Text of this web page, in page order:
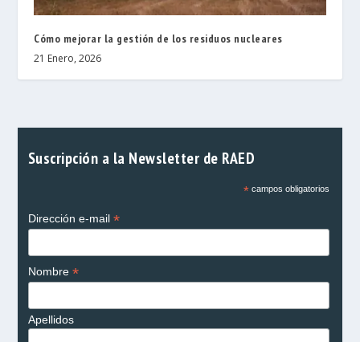
Cómo mejorar la gestión de los residuos nucleares
21 Enero, 2026
Suscripción a la Newsletter de RAED
*campos obligatorios
Dirección e-mail *
Nombre *
Apellidos